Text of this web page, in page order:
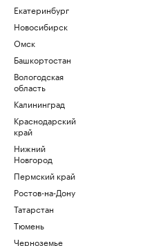
Екатеринбург
Новосибирск
Омск
Башкортостан
Вологодская
область
Калининград
Краснодарский
край
Нижний
Новгород
Пермский край
Ростов-на-Дону
Татарстан
Тюмень
Черноземье